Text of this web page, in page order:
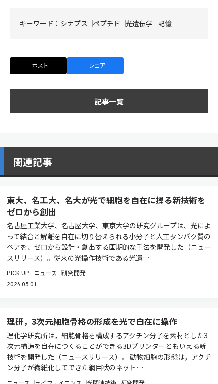
キーワード： シナプス ペプチド 光遺伝学 記憶
ポスト シェア
記事一覧
関連記事
東大、名工大、名大が光で細胞を自在に操る新技術を
ゼロから創出
名古屋工業大学、名古屋大学、東京大学の研究グループは、光によ
って結合と解離を自在に切り替えられる小分子と人工タンパク質の
ペアを、ゼロから設計・創出する画期的な手法を開発した（ニュー
スリリース）。従来の光操作技術である光遺…
PICK UP ニュース 研究開発
2026.05.01
理研，3次元細胞骨格の形成を光で自在に操作
理化学研究所は，細胞骨格を構成するアクチン分子を素材とした3
次元構造を自在につくることができる3Dプリンターともいえる新
技術を開発した（ニュースリリース）。 動物細胞の形態は，アクチ
ン分子が繊維化してできた網目状のネット…
ニュース ライフサイエンス 光関連技術 研究開発